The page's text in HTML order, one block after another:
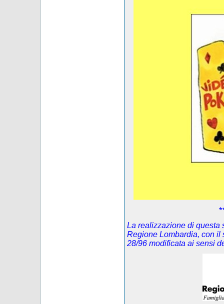
La realizzazione di questa
Regione Lombardia, con
28/96 modificata ai sensi